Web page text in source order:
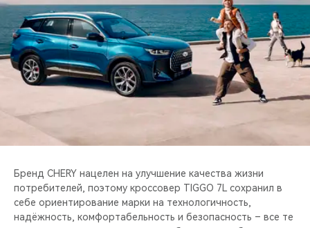
CHERY И СПОРТ
НАШИ МЕРОПРИЯТИЯ
CHERY ДЛЯ ДЕТЕЙ
Бренд CHERY нацелен на улучшение качества жизни
потребителей, поэтому кроссовер TIGGO 7L сохранил в
себе ориентирование марки на технологичность,
надёжность, комфортабельность и безопасность – все те